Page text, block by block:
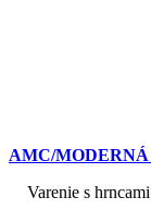
AMC/
Varenie s